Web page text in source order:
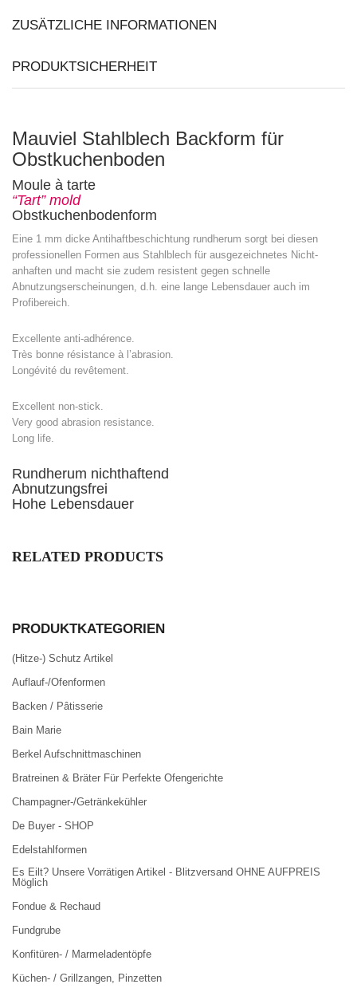
ZUSÄTZLICHE INFORMATIONEN
PRODUKTSICHERHEIT
Mauviel Stahlblech Backform für
Obstkuchenboden
Moule à tarte
“Tart” mold
Obstkuchenbodenform
Eine 1 mm dicke Antihaftbeschichtung rundherum sorgt bei diesen
professionellen Formen aus Stahlblech für ausgezeichnetes Nicht-
anhaften und macht sie zudem resistent gegen schnelle
Abnutzungserscheinungen, d.h. eine lange Lebensdauer auch im
Profibereich.
Excellente anti-adhérence.
Très bonne résistance à l’abrasion.
Longévité du revêtement.
Excellent non-stick.
Very good abrasion resistance.
Long life.
Rundherum nichthaftend
Abnutzungsfrei
Hohe Lebensdauer
RELATED PRODUCTS
PRODUKTKATEGORIEN
(Hitze-) Schutz Artikel
Auflauf-/Ofenformen
Backen / Pâtisserie
Bain Marie
Berkel Aufschnittmaschinen
Bratreinen & Bräter Für Perfekte Ofengerichte
Champagner-/Getränkekühler
De Buyer - SHOP
Edelstahlformen
Es Eilt? Unsere Vorrätigen Artikel - Blitzversand OHNE AUFPREIS
Möglich
Fondue & Rechaud
Fundgrube
Konfitüren- / Marmeladentöpfe
Küchen- / Grillzangen, Pinzetten